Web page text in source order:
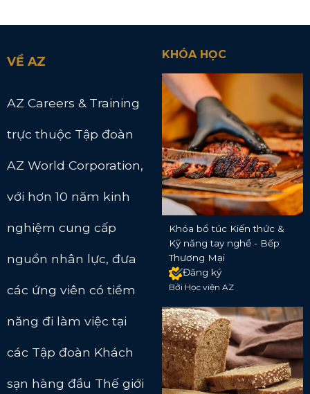
VỀ AZ
AZ Careers & Training
trực thuộc Tập đoàn
AZ World Corporation,
với hơn 10 năm kinh
nghiệm cung cấp
nguồn nhân lực, đưa
các ứng viên có tiềm
năng đi làm việc tại
các Tập đoàn Khách
sạn hàng đầu Thế giới
KHÓA HỌC
Khóa bổ túc Kiến thức &
Kỹ năng tay nghề - Bếp
Thương Mại
Đăng ký
Bởi Học viện AZ